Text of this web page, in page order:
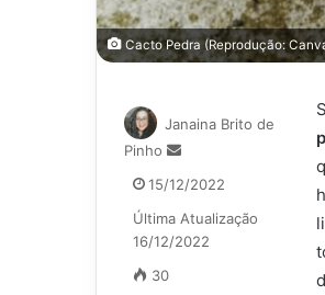
Cacto Pedra (Reprodução:
Janaina Brito de
Pinho
Mande
e-
mail
15/12/2022
Última Atualização
16/12/2022
30